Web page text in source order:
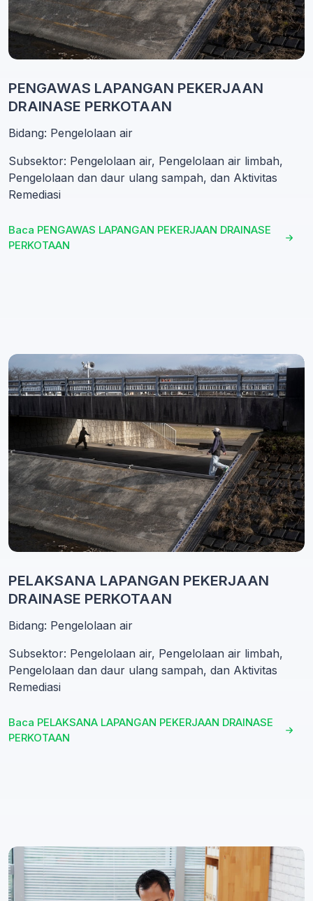
PENGAWAS LAPANGAN PEKERJAAN
DRAINASE PERKOTAAN
Bidang: Pengelolaan air
Subsektor: Pengelolaan air, Pengelolaan air limbah,
Pengelolaan dan daur ulang sampah, dan Aktivitas
Remediasi
Baca PENGAWAS LAPANGAN PEKERJAAN DRAINASE
PERKOTAAN
PELAKSANA LAPANGAN PEKERJAAN
DRAINASE PERKOTAAN
Bidang: Pengelolaan air
Subsektor: Pengelolaan air, Pengelolaan air limbah,
Pengelolaan dan daur ulang sampah, dan Aktivitas
Remediasi
Baca PELAKSANA LAPANGAN PEKERJAAN DRAINASE
PERKOTAAN